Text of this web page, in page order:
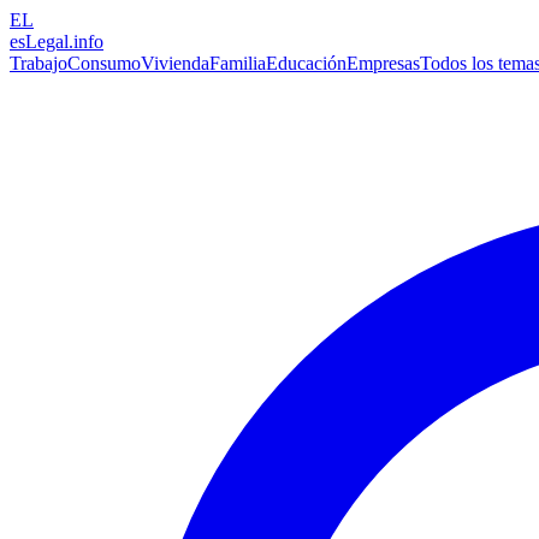
EL
esLegal.info
TrabajoConsumoViviendaFamiliaEducaciónEmpresasTodos los